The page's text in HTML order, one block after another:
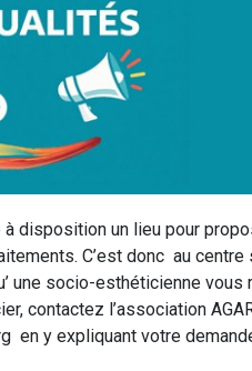
disposition un lieu pour
C’est donc au centre
une socio-esthéticienne
contactez l’association
en y expliquant votre